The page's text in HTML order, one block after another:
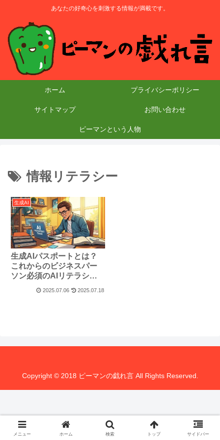
あなたの好奇心を刺激する情報が満載です。
ホーム プライバシーポリシー
サイトマップ お問い合わせ
ピーマンという人物
情報リテラシー
生成AI
生成AIパスポートとは？
これからのビジネスパー
ソン必須のAIリテラシー
2025.07.06 2025.07.18
Copyright © 2018 ピーマンの戯れ言 All Rights Reserved.
メニュー ホーム 検索 トップ サイドバー